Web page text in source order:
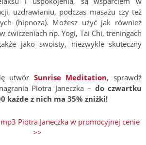
uzdrawianiu, podczas masażu czy też
(hipnoza). Możesz użyć jak również
ćwiczeniach np. Yogi, Tai Chi, treningach
jako swoisty, niezwykle skuteczny
utwór Sunrise Meditation, sprawdź
Piotra Janeczka – do czwartku
każde z nich ma 35% zniżki!
Piotra Janeczka w promocyjnej cenie
>>